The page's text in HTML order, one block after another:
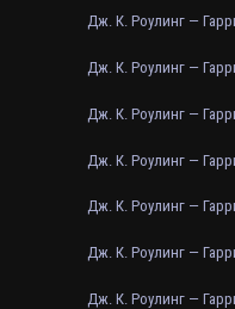
Дж. К. Роулинг —
Дж. К. Роулинг —
Дж. К. Роулинг —
Дж. К. Роулинг —
Дж. К. Роулинг —
Дж. К. Роулинг —
Дж. К. Роулинг —